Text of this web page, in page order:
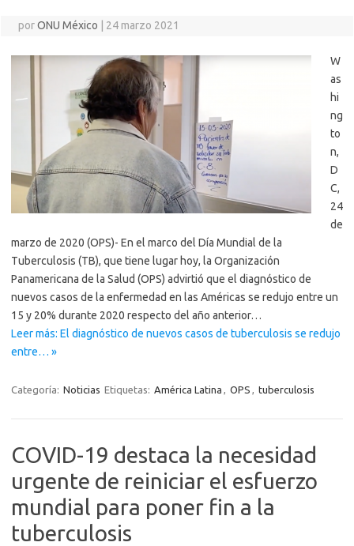
porONU México 24 marzo 2021
W
as
hi
ng
to
n,
D
C,
24
de
marzo de 2020 (OPS)- En el marco del Día Mundial de la
Tuberculosis (TB), que tiene lugar hoy, la Organización
Panamericana de la Salud (OPS) advirtió que el diagnóstico de
nuevos casos de la enfermedad en las Américas se redujo entre un
15 y 20% durante 2020 respecto del año anterior…
Leer más: El diagnóstico de nuevos casos de tuberculosis se redujo
entre… »
Categoría: Noticias Etiquetas: América Latina , OPS , tuberculosis
COVID-19 destaca la necesidad
urgente de reiniciar el esfuerzo
mundial para poner fin a la
tuberculosis